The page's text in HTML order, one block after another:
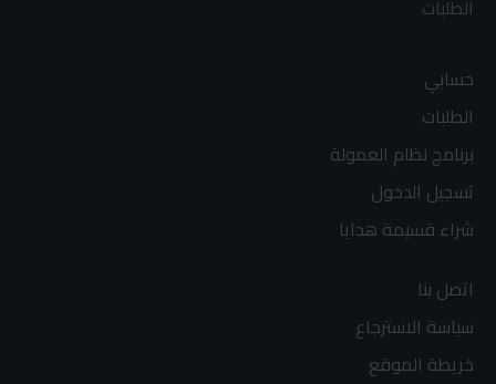
الطلبات
حسابي
الطلبات
برنامج نظام العمولة
تسجيل الدخول
شراء قسيمة هدايا
اتصل بنا
سياسة الاسترجاع
خريطة الموقع